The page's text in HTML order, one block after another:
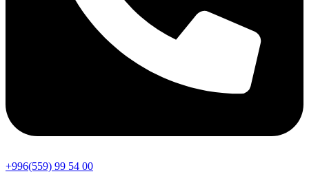
+996(559) 99 54 00